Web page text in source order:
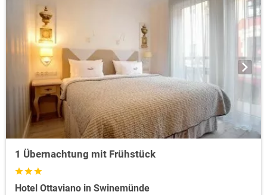
1 Übernachtung mit Frühstück
Hotel Ottaviano in Swinemünde